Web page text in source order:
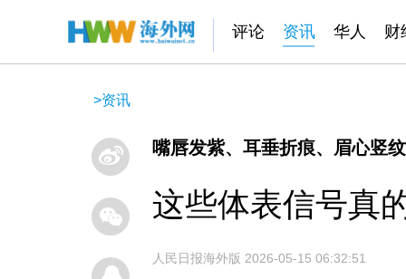
评论 资讯 华人 财
>资讯
嘴唇发紫、耳垂折痕、眉心
这些体表信号真
人民日报海外版 2026-05-15 06:32:51